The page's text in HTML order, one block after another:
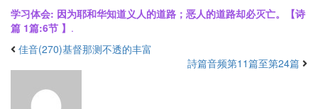
学习体会: 因为耶和华知道义人的道路；恶人的道路却必灭亡。【诗
篇 1篇:6节 】 .
佳音(270)基督那测不透的丰富
詩篇音频第11篇至第24篇